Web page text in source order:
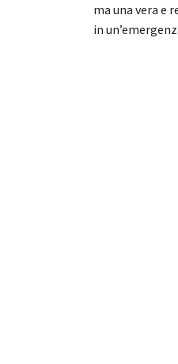
ma una vera e
in